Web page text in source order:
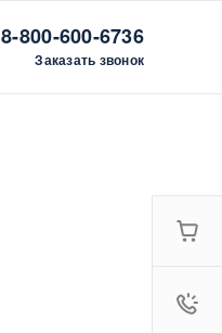
8-800-600-6736
Заказать звонок